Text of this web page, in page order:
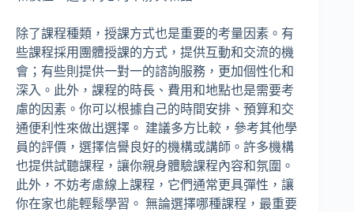
除了課程種類，授課方式也是重要的考量因素。有
些課程採用團體授課的方式，提供互動和交流的機
會；有些則提供一對一的諮詢服務，更加個性化和
深入。此外，課程的時長、費用和地點也是需要考
慮的因素。你可以根據自己的時間安排、預算和交
通便利性來做出選擇。 建議多方比較，參考其他學
員的評價，選擇信譽良好的機構或講師。許多機構
也提供試聽課程，讓你親身體驗課程內容和氛圍。
此外，不妨考慮線上課程，它們通常更具彈性，讓
你在家也能輕鬆學習。 無論選擇哪種課程，最重要